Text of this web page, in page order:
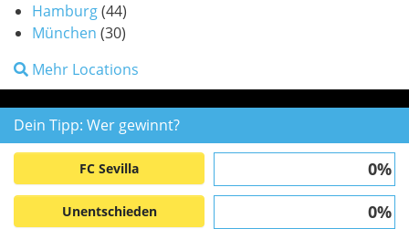
Hamburg(44)
München (30)
Mehr Locations
Dein Tipp: Wer gewinnt?
FC Sevilla 0%
Unentschieden 0%